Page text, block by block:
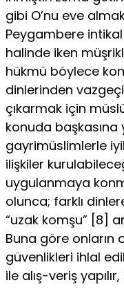
gibi O’nu eve
Peygambere
halinde iken
hükmü böylece
dinlerinden
çıkarmak için
konuda
gayrimüslimlerle
ilişkiler
uygulanmaya
olunca; farklı
“uzak komşu” [8]
Buna göre onların
güvenlikleri ihlal
ile alış-veriş